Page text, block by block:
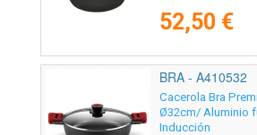
52,50 €
BRA - A410532
Cacerola Bra
Ø32cm/ Aluminio
Inducción